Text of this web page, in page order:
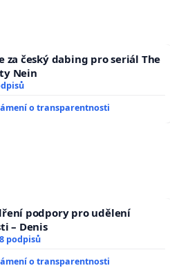
za český dabing pro seriál The
Nein
o transparentnosti
podpory pro udělení
– Denis
podpisů
o transparentnosti